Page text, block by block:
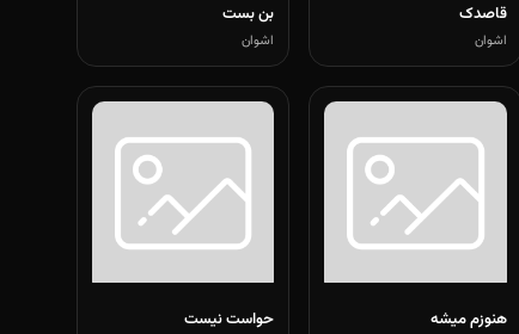
قاصدک
اشوان
بن بست
اشوان
هنوزم میشه حواست نیست